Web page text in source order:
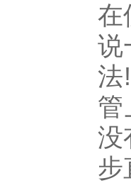
在
说
法
管
没
步